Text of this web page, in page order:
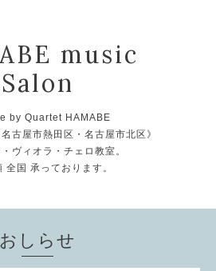
music
Salon
by Quartet HAMABE
古屋市熱田区・名古屋市北区》
ヴィオラ・チェロ教室。
全国 承っております。
おしらせ